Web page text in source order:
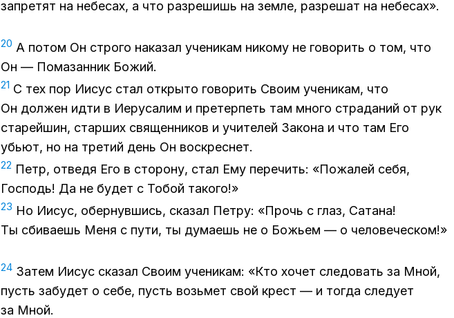
за­пре­тят на небе­сах, а что раз­ре­шишь на зем­ле, раз­ре­шат на небе­са­х».
20 А по­том Он стро­го на­ка­зал уче­ни­кам ни­ко­му не го­во­рить о том, что
Он — По­ма­зан­ник Бо­жий.
21 С тех пор Иисус стал от­кры­то го­во­рить Сво­им уче­ни­кам, что
Он дол­жен идти в Иеру­са­лим и пре­тер­петь там мно­го стра­да­ний от рук
ста­рей­шин, стар­ших свя­щен­ни­ков и учи­те­лей За­ко­на и что там Его
убьют, но на тре­тий день Он вос­крес­нет.
22 Петр, от­ве­дя Его в сто­ро­ну, стал Ему пе­ре­чить: «По­жа­лей себя,
Гос­подь! Да не бу­дет с То­бой та­ко­го!»
23 Но Иисус, обер­нув­шись, ска­зал Пет­ру: «Прочь с глаз, Са­та­на!
Ты сби­ва­ешь Меня с пути, ты ду­ма­ешь не о Бо­жьем — о че­ло­ве­че­ском!»
24 За­тем Иисус ска­зал Сво­им уче­ни­кам: «Кто хо­чет сле­до­вать за Мной,
пусть за­бу­дет о себе, пусть возь­мет свой крест — и то­гда сле­ду­ет
за Мной.